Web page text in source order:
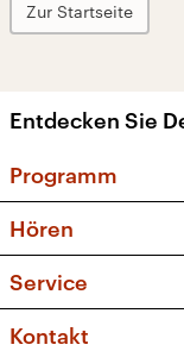
Zur Startseite
Entdecken Sie
Programm
Musikliste
Kakadu –
Hören
Service
FAQ
Kontakt